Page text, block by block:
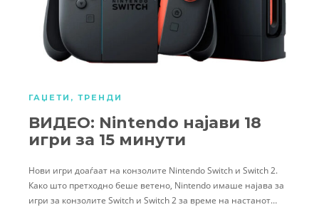
ГАЏЕТИ , ТРЕНДИ
ВИДЕО: Nintendo најави 18
игри за 15 минути
Нови игри доаѓаат на конзолите Nintendo Switch и Switch 2.
Како што претходно беше ветено, Nintendo имаше најава за
игри за конзолите Switch и Switch 2 за време на настанот…